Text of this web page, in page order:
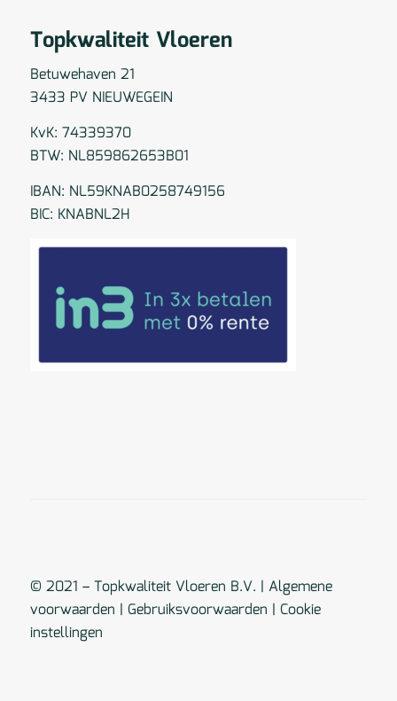
Topkwaliteit Vloeren
Betuwehaven 21
3433 PV NIEUWEGEIN
KvK: 74339370
BTW: NL859862653B01
IBAN: NL59KNAB0258749156
BIC: KNABNL2H
© 2021 – Topkwaliteit Vloeren B.V. | Algemene
voorwaarden | Gebruiksvoorwaarden | Cookie
instellingen